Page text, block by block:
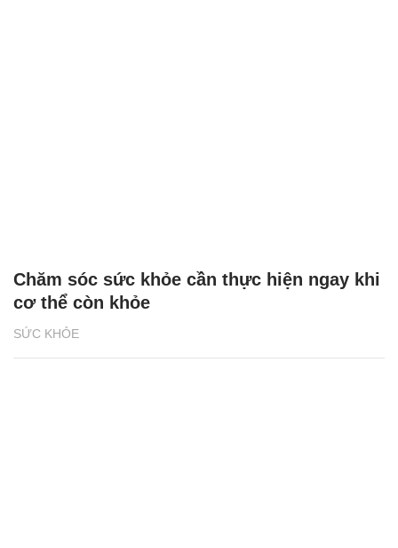
SỨC KHỎE
Chăm sóc sức khỏe cần thực hiện ngay khi
cơ thể còn khỏe